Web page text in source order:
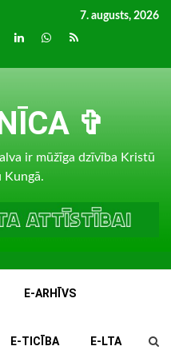
7. augusts, 2026
LinkedInwhatsapp
RSS
✞
ir mūžīga dzīvība Kristū
Kungā.
E-ARHĪVS
E-TICĪBA E-LTA